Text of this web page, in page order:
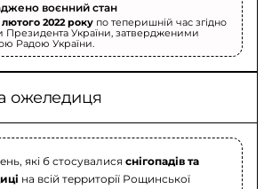
воєнний стан
2022 року по теперишній час згідно
Президента України, затвердженими
Радою України.
ожеледиця
які б стосувалисяснігопадів та
на всій территорії Рощинської